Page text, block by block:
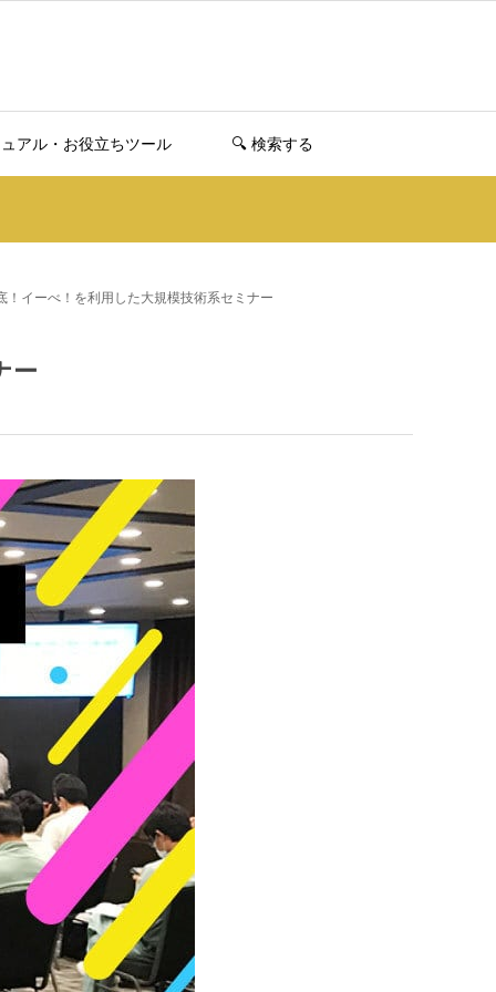
アル・お役立ちツール 🔍️ 検索する
イーべ！を利用した大規模技術系セミナー
ー